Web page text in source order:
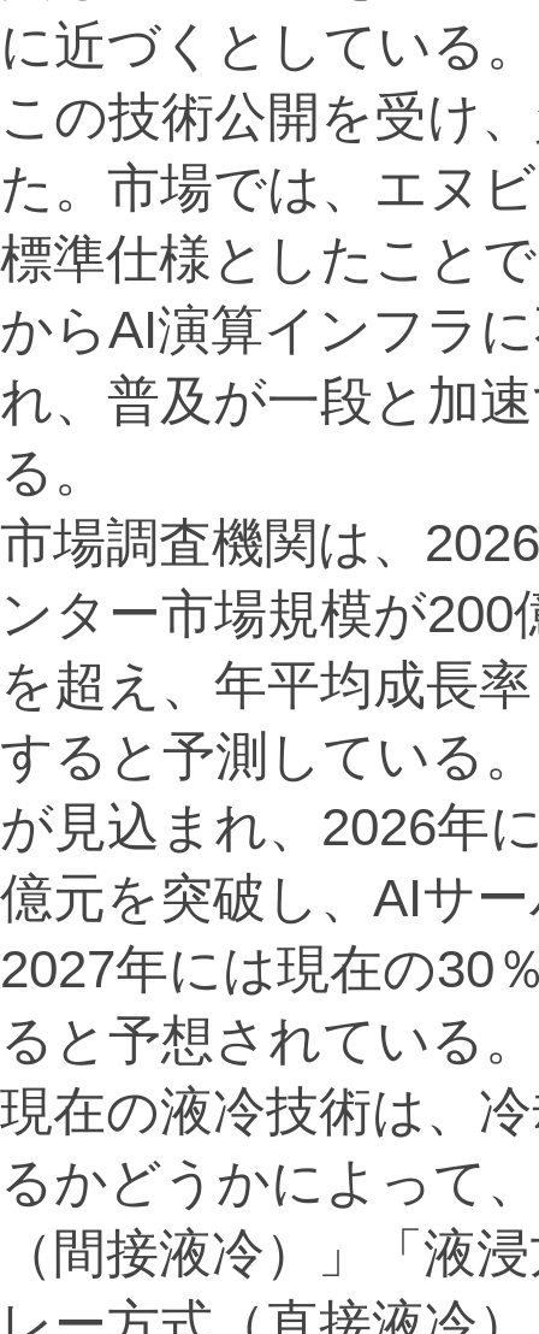
に近づくとしている。
この技術公開を受け
た。市場では、エヌ
標準仕様としたこと
からAI演算インフラ
れ、普及が一段と加
る。
市場調査機関は、
ンター市場規模が
を超え、年平均成長
すると予測している
が見込まれ、2026年
億元を突破し、AIサ
2027年には現在の30
ると予想されている。
現在の液冷技術は、
るかどうかによって
（間接液冷）」「液